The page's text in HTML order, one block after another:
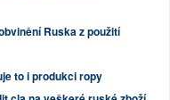
Ruska z použití
to i produkci ropy